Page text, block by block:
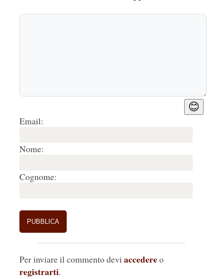
😊
Email:
Nome:
Cognome:
Per inviare il commento devi accedereo
registrarti.